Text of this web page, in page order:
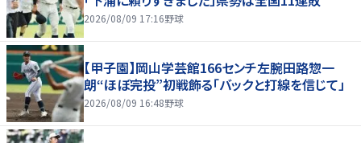
2026/08/09 17:16野球
【甲子園】岡山学芸館166センチ左腕田路惣一
朗“ほぼ完投”初戦飾る「バックと打線を信じて」
2026/08/09 16:48野球